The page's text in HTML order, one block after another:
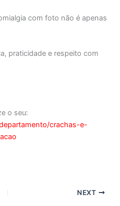
com foto não é apenas
praticidade e respeito com
o seu:
crachas-e-
NEXT